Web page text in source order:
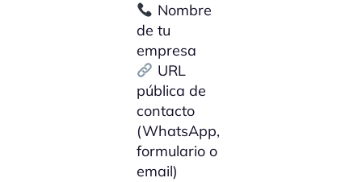
Nombre
de tu
empresa
URL
pública de
contacto
(WhatsApp,
formulario o
email)